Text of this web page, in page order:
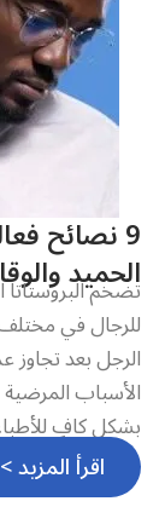
9 نصائح
الحميد
تضخم
للرجال في
الرجل بعد تجاوز
الأسباب
بشكل كافٍ
اقرأ المزيد >